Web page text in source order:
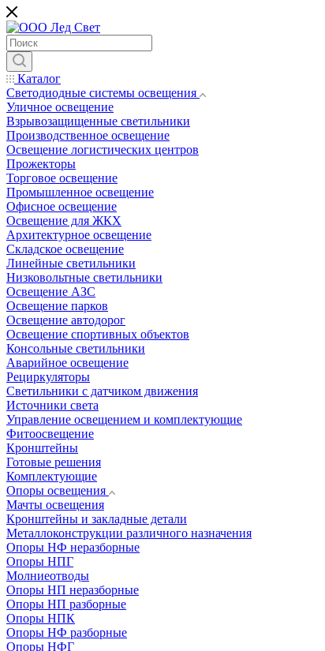
Каталог
Светодиодные системы освещения
Уличное освещение
Взрывозащищенные светильники
Производственное освещение
Освещение логистических центров
Прожекторы
Торговое освещение
Промышленное освещение
Офисное освещение
Освещение для ЖКХ
Архитектурное освещение
Складское освещение
Линейные светильники
Низковольтные светильники
Освещение АЗС
Освещение парков
Освещение автодорог
Освещение спортивных объектов
Консольные светильники
Аварийное освещение
Рециркуляторы
Светильники с датчиком движения
Источники света
Управление освещением и комплектующие
Фитоосвещение
Кронштейны
Готовые решения
Комплектующие
Опоры освещения
Мачты освещения
Кронштейны и закладные детали
Металлоконструкции различного назначения
Опоры НФ неразборные
Опоры НПГ
Молниеотводы
Опоры НП неразборные
Опоры НП разборные
Опоры НПК
Опоры НФ разборные
Опоры НФГ